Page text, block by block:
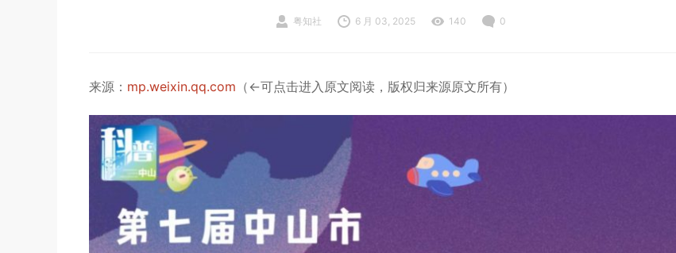
粤知社 6 月 03, 2025 140 0
来源： mp.weixin.qq.com （←可点击进入原文阅读，版权归来源原文所有）